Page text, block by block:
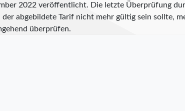
2022 veröffentlicht. Die letzte Überprüfung
abgebildete Tarif nicht mehr gültig sein sollte,
überprüfen.